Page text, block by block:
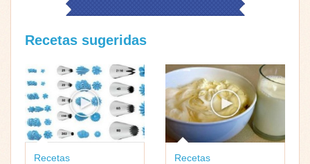
Recetas sugeridas
Recetas Recetas